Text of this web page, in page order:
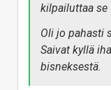
kilpailuttaa se
Oli jo pahasti
Saivat kyllä
bisneksestä.